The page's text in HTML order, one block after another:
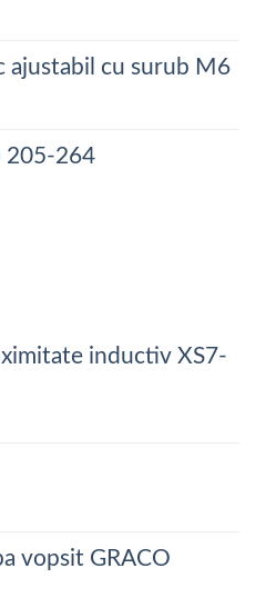
ajustabil cu surub M6
205-264
inductiv XS7-
vopsit GRACO